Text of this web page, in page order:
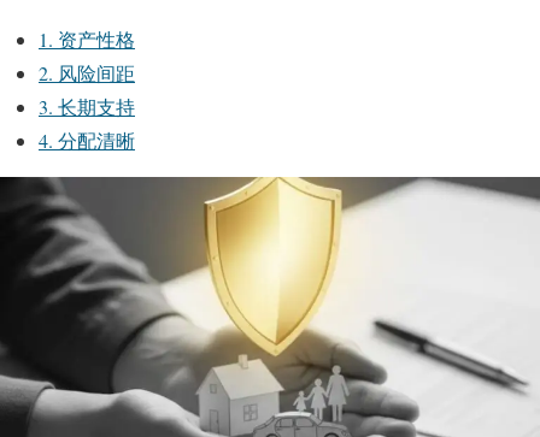
1. 资产性格
2. 风险间距
3. 长期支持
4. 分配清晰